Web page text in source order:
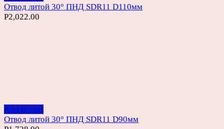
Отвод литой 30° ПНД SDR11 D110мм
Р2,022.00
Add to cart
Отвод литой 30° ПНД SDR11 D90мм